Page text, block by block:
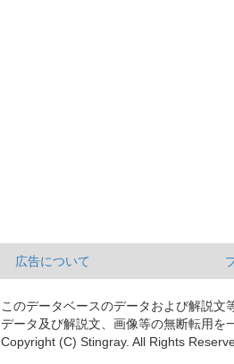
広告について
このデータベースのデータおよび解説文
データ及び解説文、画像等の無断転用を
Copyright (C) Stingray. All Rights